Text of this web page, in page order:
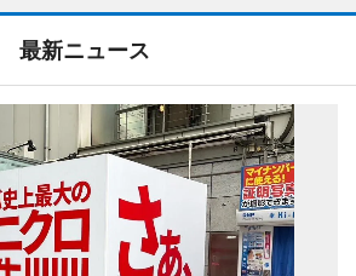
最新ニュース